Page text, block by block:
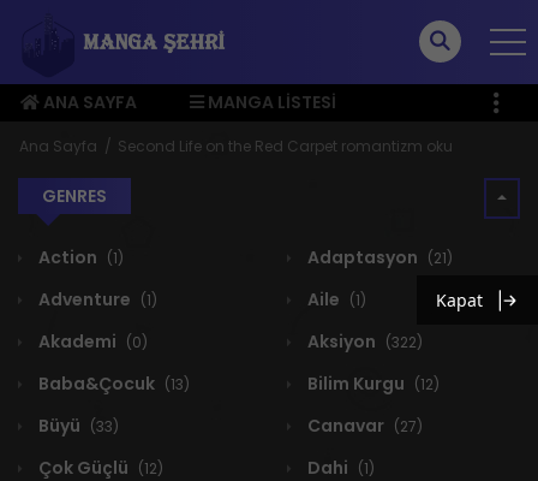
ANA SAYFA
MANGA LISTESI
ÜYE MENÜSÜ
Ana Sayfa Second Life on the Red Carpet romantizm oku
GENRES
Action (1) Adaptasyon (21)
Adventure (1) Aile (1)
Akademi (0) Aksiyon (322)
Baba&Çocuk (13) Bilim Kurgu (12)
Büyü (33) Canavar (27)
Çok Güçlü (12) Dahi (1)
Kapat